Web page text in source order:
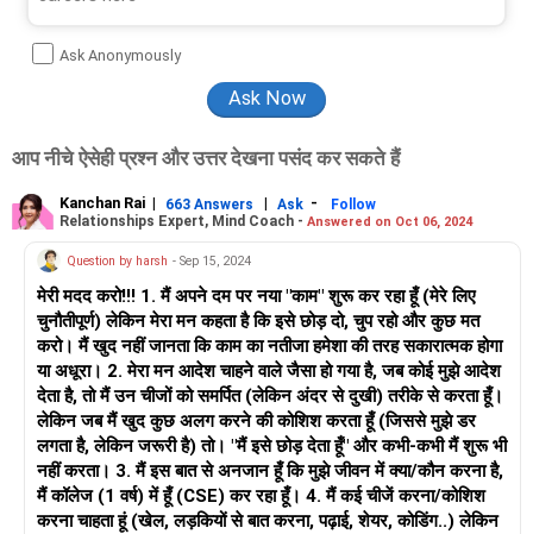
Ask Anonymously
आप नीचे ऐसेही प्रश्न और उत्तर देखना पसंद कर सकते हैं
Kanchan Rai | 663 Answers | Ask -
Follow
Relationships Expert, Mind Coach - Answered on Oct 06, 2024
Question by harsh - Sep 15, 2024
मेरी मदद करो!!! 1. मैं अपने दम पर नया "काम" शुरू कर रहा हूँ (मेरे लिए
चुनौतीपूर्ण) लेकिन मेरा मन कहता है कि इसे छोड़ दो, चुप रहो और कुछ मत
करो। मैं खुद नहीं जानता कि काम का नतीजा हमेशा की तरह सकारात्मक होगा
या अधूरा। 2. मेरा मन आदेश चाहने वाले जैसा हो गया है, जब कोई मुझे आदेश
देता है, तो मैं उन चीजों को समर्पित (लेकिन अंदर से दुखी) तरीके से करता हूँ।
लेकिन जब मैं खुद कुछ अलग करने की कोशिश करता हूँ (जिससे मुझे डर
लगता है, लेकिन जरूरी है) तो। "मैं इसे छोड़ देता हूँ" और कभी-कभी मैं शुरू भी
नहीं करता। 3. मैं इस बात से अनजान हूँ कि मुझे जीवन में क्या/कौन करना है,
मैं कॉलेज (1 वर्ष) में हूँ (CSE) कर रहा हूँ। 4. मैं कई चीजें करना/कोशिश
करना चाहता हूं (खेल, लड़कियों से बात करना, पढ़ाई, शेयर, कोडिंग..) लेकिन